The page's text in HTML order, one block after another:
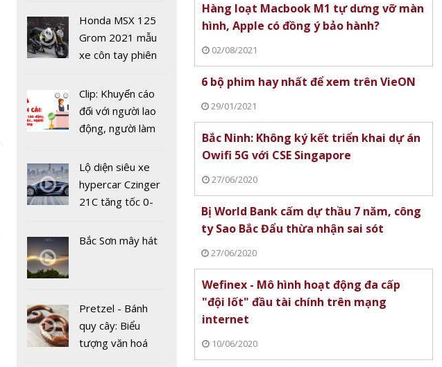
6 bộ phim hay
nhất để xem trên
VieON
ký kết triển khai
dự án Owifi 5G
với CSE Singapore
Bị World Bank
cấm dự thầu 7
năm, công ty Sao
chưa đến 40 nghìn
USD
Honda MSX 125
Grom 2021 mẫu
xe côn tay phiên
Clip: Khuyến cáo
đối với người lao
động, người làm
hàng tại khu dịch
vụ trong dịch
Covid-19
Lộ diện siêu xe
hypercar Czinger
21C tăng tốc 0-
2 giây
Bắc Sơn mây hát
Pretzel - Bánh
quy cây: Biểu
tượng văn hoá
Hàng loạt Macbook M1 tự dưng vỡ màn
hình, Apple có đồng ý bảo hành?
02/08/2021
6 bộ phim hay nhất để xem trên VieON
29/01/2021
Bắc Ninh: Không ký kết triển khai dự án
Owifi 5G với CSE Singapore
27/06/2020
Bị World Bank cấm dự thầu 7 năm, công
ty Sao Bắc Đẩu thừa nhận sai sót
27/06/2020
Wefinex - Mô hình hoạt động đa cấp
"đội lốt" đầu tài chính trên mạng
internet
10/06/2020